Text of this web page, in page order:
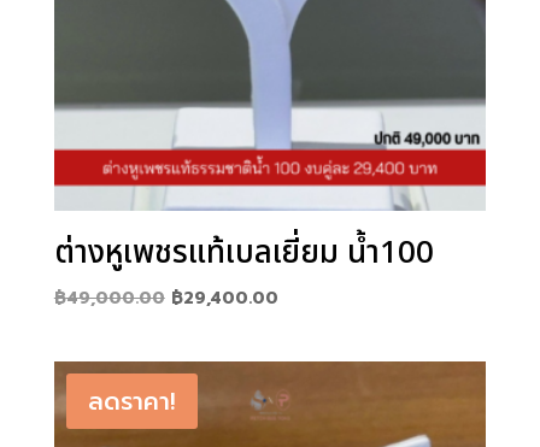
ต่างหูเพชรแท้เบลเยี่ยม น้ำ100
฿49,000.00 Original
฿49,000.00.
฿29,400.00Current
ลดราคา!